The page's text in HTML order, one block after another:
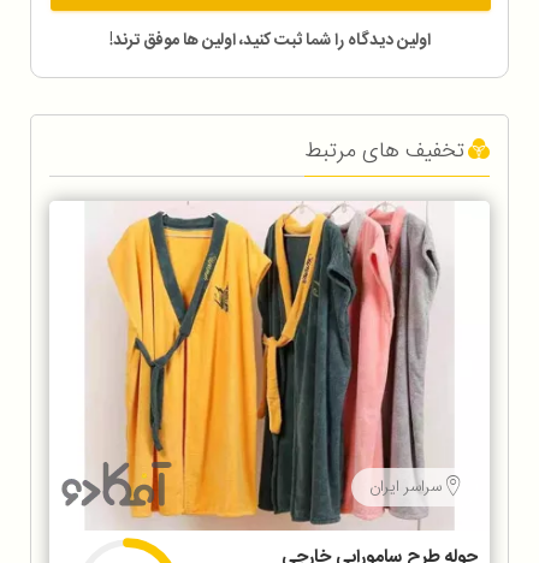
اولین دیدگاه را شما ثبت کنید، اولین ها موفق ترند!
تخفیف های مرتبط
سراسر ایران